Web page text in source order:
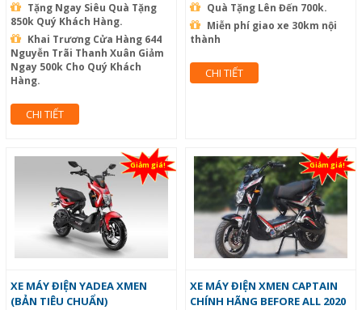
Tặng Ngay Siêu Quà Tặng
850k Quý Khách Hàng.
Khai Trương Cửa Hàng 644
Nguyễn Trãi Thanh Xuân Giảm
Ngay 500k Cho Quý Khách
Hàng.
CHI TIẾT
Quà Tặng Lên Đến 700k.
Miễn phí giao xe 30km nội
thành
CHI TIẾT
Giảm giá!
XE MÁY ĐIỆN YADEA XMEN
(BẢN TIÊU CHUẨN)
Giảm giá!
XE MÁY ĐIỆN XMEN CAPTAIN
CHÍNH HÃNG BEFORE ALL 2020